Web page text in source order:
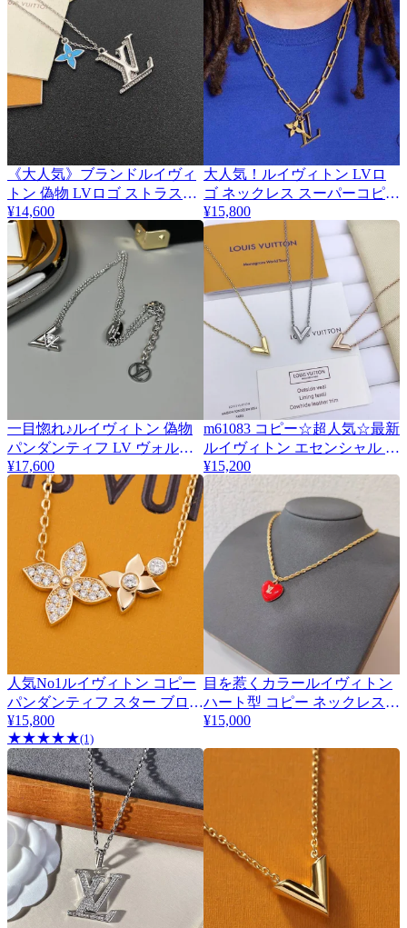
《大人気》ブランドルイヴィ
トン 偽物 LVロゴ ストラスネ
ックレス vuv09731
¥14,600
大人気！ルイヴィトン LVロ
ゴ ネックレス スーパーコピー
vup64583
¥15,800
一目惚れ♪ルイヴィトン 偽物
パンダンティフ LV ヴォルト
ワン PM ネックレス vua62462
¥17,600
m61083 コピー☆超人気☆最新
ルイヴィトン エセンシャル V
コピー ネックレス
¥15,200
人気No1ルイヴィトン コピー
パンダンティフ スター ブロッ
サム ドゥーブル ネックレス
Q93689
¥15,800
★★★★★(1)
目を惹くカラールイヴィトン
ハート型 コピー ネックレス
vue65820
¥15,000